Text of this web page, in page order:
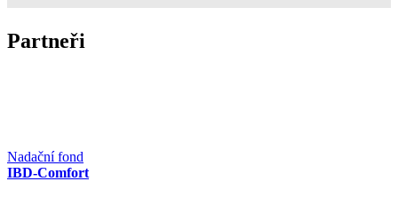
Partneři
Nadační fond
IBD-Comfort